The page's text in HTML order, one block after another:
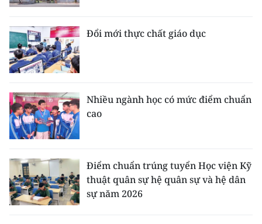
Đổi mới thực chất giáo dục
Nhiều ngành học có mức điểm chuẩn
cao
Điểm chuẩn trúng tuyển Học viện Kỹ
thuật quân sự hệ quân sự và hệ dân
sự năm 2026